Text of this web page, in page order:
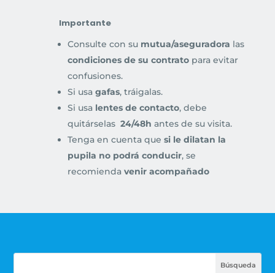
Importante
Consulte con sumutua/aseguradora las
condiciones de su contratopara evitar
confusiones.
Si usa gafas, tráigalas.
Si usa lentes de contacto, debe
quitárselas 24/48h antes de su visita.
Tenga en cuenta que si le dilatan la
pupila no podrá conducir, se
recomienda venir acompañado